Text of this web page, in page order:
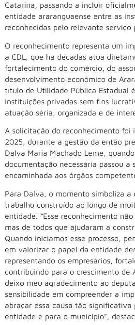
Catarina, passando a incluir
entidade araranguaense entre as
reconhecidas pelo relevante serviço
O reconhecimento representa um
a CDL, que há décadas atua
fortalecimento do comércio, do
desenvolvimento econômico de
título de Utilidade Pública Estadual
instituições privadas sem fins
atuação séria, organizada e de
A solicitação do reconhecimento foi
2025, durante a gestão da então
Dalva Maria Machado Leme,
documentação necessária passou a
encaminhada aos órgãos
Para Dalva, o momento simboliza a
trabalho construído ao longo de
entidade. “Esse reconhecimento não
mas de todos que ajudaram a
Quando iniciamos esse processo,
em valorizar o papel da entidade
representando os empresários,
contribuindo para o crescimento de
deixo meu agradecimento ao
sensibilidade em compreender a
abraçar essa causa tão significativa
entidade e para o município”,